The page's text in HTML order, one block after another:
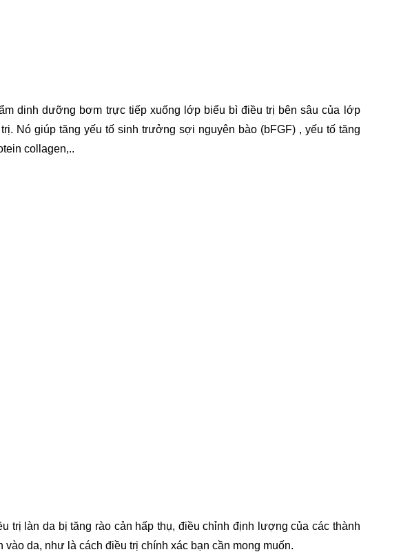
dinh dưỡng bơm trực tiếp xuống lớp biểu bì điều trị bên sâu của lớp
Nó giúp tăng yếu tố sinh trưởng sợi nguyên bào (bFGF) , yếu tố tăng
collagen,..
trị làn da bị tăng rào cản hấp thụ, điều chỉnh định lượng của các thành
da, như là cách điều trị chính xác bạn cần mong muốn.